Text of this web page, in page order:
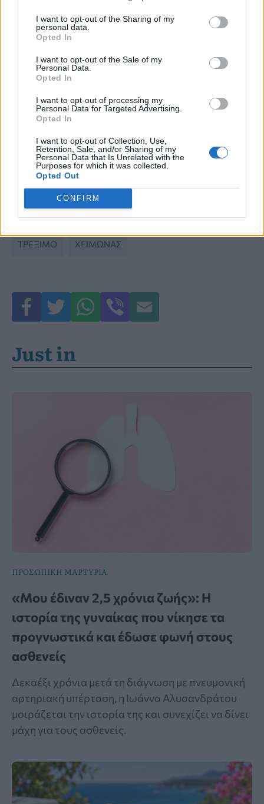
I want to opt-out of the Sharing of my
personal data.
Opted In
I want to opt-out of the Sale of my
Personal Data.
Opted In
I want to opt-out of processing my
Personal Data for Targeted Advertising.
Opted In
I want to opt-out of Collection, Use,
Retention, Sale, and/or Sharing of my
Personal Data that Is Unrelated with the
Purposes for which it was collected.
Opted Out
CONFIRM
Χειμώνας και δέρμα: Πώς να το
προστατεύσετε από το κρύο, τον ήλιο
και την αφυδάτωση
Ποια είναι η ιδανική θερμοκρασία μέσα
στο σπίτι τον χειμώνα – Πώς να το
πετύχετε χωρίς να εκτοξευτούν τα
έξοδα
Αρθρίτιδα τον χειμώνα: Πώς να
μειώσετε τον πόνο και τη δυσκαμψία
στις αρθρώσεις
ΤΡΕΞΙΜΟ ΧΕΙΜΏΝΑΣ
Just in
ΠΡΟΣΩΠΙΚΗ ΜΑΡΤΥΡΙΑ
«Μου έδιναν 2,5 χρόνια ζωής»: Η
ιστορία της γυναίκας που νίκησε τα
προγνωστικά και έδωσε φωνή στους
ασθενείς
Δεκαέξι χρόνια μετά τη διάγνωση με πνευμονική
αρτηριακή υπέρταση, η Ιωάννα Αλυσανδράτου
μοιράζεται την ιστορία της και συνεχίζει να δίνει
μάχη για τους ασθενείς.